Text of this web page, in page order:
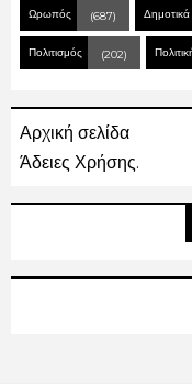
Ωρωπός (687)
Πολιτισμός (202)
Αρχική σελίδα
Άδειες Χρήσης.